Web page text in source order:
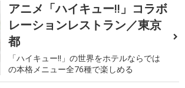
アニメ「ハイキュー!!」コラボ
レーションレストラン／東京
都
「ハイキュー!!」の世界をホテルならでは
の本格メニュー全76種で楽しめる